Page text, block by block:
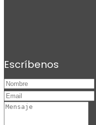
Escríbenos